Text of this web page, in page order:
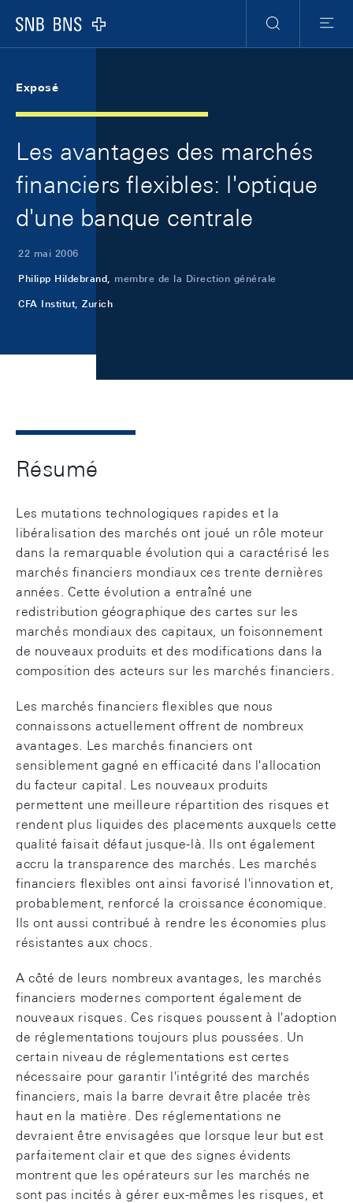
Logo
RechercheMenu
Exposé
Les avantages des marchés
financiers flexibles: l'optique
d'une banque centrale
22 mai 2006
Philipp Hildebrand, membre de la Direction générale
CFA Institut, Zurich
Résumé
Les mutations technologiques rapides et la
libéralisation des marchés ont joué un rôle moteur
dans la remarquable évolution qui a caractérisé les
marchés financiers mondiaux ces trente dernières
années. Cette évolution a entraîné une
redistribution géographique des cartes sur les
marchés mondiaux des capitaux, un foisonnement
de nouveaux produits et des modifications dans la
composition des acteurs sur les marchés financiers.
Les marchés financiers flexibles que nous
connaissons actuellement offrent de nombreux
avantages. Les marchés financiers ont
sensiblement gagné en efficacité dans l'allocation
du facteur capital. Les nouveaux produits
permettent une meilleure répartition des risques et
rendent plus liquides des placements auxquels cette
qualité faisait défaut jusque-là. Ils ont également
accru la transparence des marchés. Les marchés
financiers flexibles ont ainsi favorisé l'innovation et,
probablement, renforcé la croissance économique.
Ils ont aussi contribué à rendre les économies plus
résistantes aux chocs.
A côté de leurs nombreux avantages, les marchés
financiers modernes comportent également de
nouveaux risques. Ces risques poussent à l'adoption
de réglementations toujours plus poussées. Un
certain niveau de réglementations est certes
nécessaire pour garantir l'intégrité des marchés
financiers, mais la barre devrait être placée très
haut en la matière. Des réglementations ne
devraient être envisagées que lorsque leur but est
parfaitement clair et que des signes évidents
montrent que les opérateurs sur les marchés ne
sont pas incités à gérer eux-mêmes les risques, et